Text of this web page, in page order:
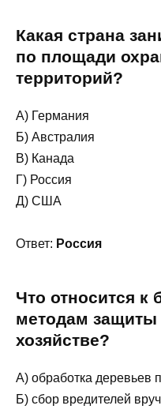
Какая страна
по площади
территорий?
А) Германия
Б) Австралия
В) Канада
Г) Россия
Д) США
Ответ: Россия
Что относится к
методам защиты
хозяйстве?
А) обработка деревьев
Б) сбор вредителей